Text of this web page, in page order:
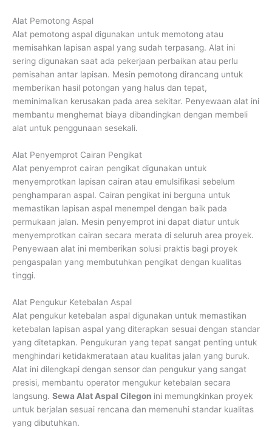
Alat Pemotong Aspal
Alat pemotong aspal digunakan untuk memotong atau
memisahkan lapisan aspal yang sudah terpasang. Alat ini
sering digunakan saat ada pekerjaan perbaikan atau perlu
pemisahan antar lapisan. Mesin pemotong dirancang untuk
memberikan hasil potongan yang halus dan tepat,
meminimalkan kerusakan pada area sekitar. Penyewaan alat ini
membantu menghemat biaya dibandingkan dengan membeli
alat untuk penggunaan sesekali.
Alat Penyemprot Cairan Pengikat
Alat penyemprot cairan pengikat digunakan untuk
menyemprotkan lapisan cairan atau emulsifikasi sebelum
penghamparan aspal. Cairan pengikat ini berguna untuk
memastikan lapisan aspal menempel dengan baik pada
permukaan jalan. Mesin penyemprot ini dapat diatur untuk
menyemprotkan cairan secara merata di seluruh area proyek.
Penyewaan alat ini memberikan solusi praktis bagi proyek
pengaspalan yang membutuhkan pengikat dengan kualitas
tinggi.
Alat Pengukur Ketebalan Aspal
Alat pengukur ketebalan aspal digunakan untuk memastikan
ketebalan lapisan aspal yang diterapkan sesuai dengan standar
yang ditetapkan. Pengukuran yang tepat sangat penting untuk
menghindari ketidakmerataan atau kualitas jalan yang buruk.
Alat ini dilengkapi dengan sensor dan pengukur yang sangat
presisi, membantu operator mengukur ketebalan secara
langsung. Sewa Alat Aspal Cilegon ini memungkinkan proyek
untuk berjalan sesuai rencana dan memenuhi standar kualitas
yang dibutuhkan.